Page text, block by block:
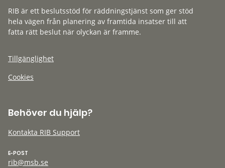
RIB är ett beslutsstöd för räddningstjänst som ger stöd
hela vägen från planering av framtida insatser till att
fatta rätt beslut när olyckan är framme.
Tillgänglighet
Cookies
Behöver du hjälp?
Kontakta RIB Support
E-POST
rib@msb.se